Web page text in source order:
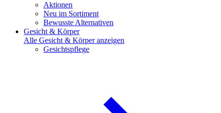
Aktionen
Neu im Sortiment
Bewusste Alternativen
Gesicht & Körper
Alle Gesicht & Körper anzeigen
Gesichtspflege